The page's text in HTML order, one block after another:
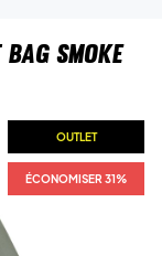
Smoke
OUTLET
ÉCONOMISER 31%